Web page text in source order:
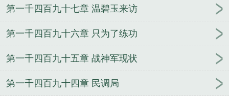
的意思
宁不凡东方沉鱼 主人公宁不凡的
主角苏韵
趣阁无弹窗
主角林浅陆沉偏心假千金为何又来求我
颜 吴跃民刘芸官场之风流医少百度云
主角江糖霍少
少吴跃民刘芸全文完整版 主角璃月楚珩钰六宫独宠
第一千四百九十七章 温碧玉来访
第一千四百九十六章 只为了练功
第一千四百九十五章 战神军现状
第一千四百九十四章 民调局